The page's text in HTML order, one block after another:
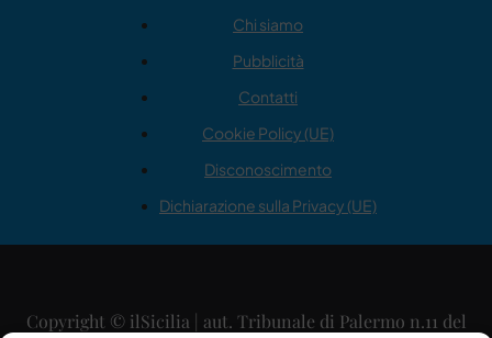
Chi siamo
Pubblicità
Contatti
Cookie Policy (UE)
Disconoscimento
Dichiarazione sulla Privacy (UE)
Copyright © ilSicilia | aut. Tribunale di Palermo n.11 del